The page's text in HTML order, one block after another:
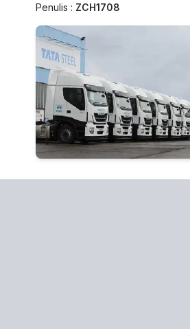
Penulis : ZCH1708